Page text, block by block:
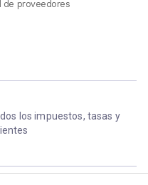
de proveedores
los impuestos, tasas y